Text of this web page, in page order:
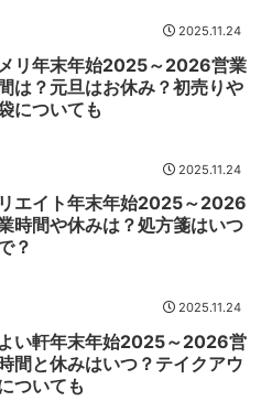
2025.11.24
リ年末年始2025～2026営業
は？元旦はお休み？初売りや
についても
2025.11.24
エイト年末年始2025～2026
時間や休みは？処方箋はいつ
？
2025.11.24
い軒年末年始2025～2026営
間と休みはいつ？テイクアウ
ついても